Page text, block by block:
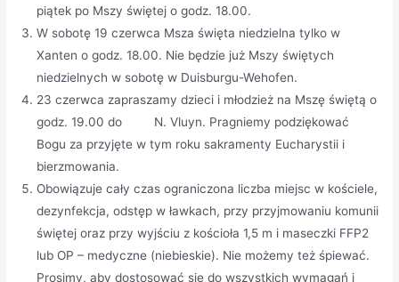
piątek po Mszy świętej o godz. 18.00.
W sobotę 19 czerwca Msza święta niedzielna tylko w
Xanten o godz. 18.00. Nie będzie już Mszy świętych
niedzielnych w sobotę w Duisburgu-Wehofen.
23 czerwca zapraszamy dzieci i młodzież na Mszę świętą o
godz. 19.00 do N. Vluyn. Pragniemy podziękować
Bogu za przyjęte w tym roku sakramenty Eucharystii i
bierzmowania.
Obowiązuje cały czas ograniczona liczba miejsc w kościele,
dezynfekcja, odstęp w ławkach, przy przyjmowaniu komunii
świętej oraz przy wyjściu z kościoła 1,5 m i maseczki FFP2
lub OP – medyczne (niebieskie). Nie możemy też śpiewać.
Prosimy, aby dostosować się do wszystkich wymagań i